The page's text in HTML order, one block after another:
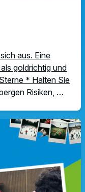
aus. Eine
goldrichtig und
* Halten Sie
Risiken, …